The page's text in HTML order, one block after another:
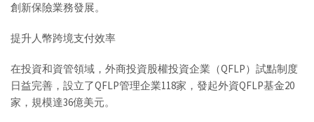
創新保險業務發展。
提升人幣跨境支付效率
在投資和資管領域，外商投資股權投資企業（QFLP）試點制度
日益完善，設立了QFLP管理企業118家，發起外資QFLP基金20
家，規模達36億美元。